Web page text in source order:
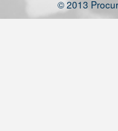
© 2013